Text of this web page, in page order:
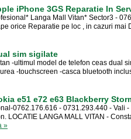
iPhone 3GS Reparatie In
Langa Mall Vitan* Sector3 -
orice Reparatie pe loc , in cazuri mai
sim sigilate
-ultimul model de telefon ceas dual
-touchscreen -casca bluetooth
e51 e72 e63 Blackberry
0762.176.616 - 0731.293.440 - Vali
LOCATIE LANGA MALL VITAN -
»